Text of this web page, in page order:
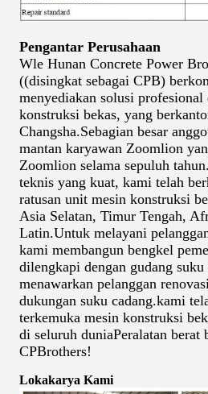
Pengantar Perusahaan
Wle Hunan Concrete Power
((disingkat sebagai CPB)
menyediakan solusi profesional
konstruksi bekas, yang
Changsha.Sebagian besar
mantan karyawan Zoomlion
Zoomlion selama sepuluh
teknis yang kuat, kami telah
ratusan unit mesin konstruksi
Asia Selatan, Timur Tengah,
Latin.Untuk melayani
kami membangun bengkel
dilengkapi dengan gudang
menawarkan pelanggan
dukungan suku cadang.kami
terkemuka mesin konstruksi
di seluruh duniaPeralatan berat
CPBrothers!
Lokakarya Kami